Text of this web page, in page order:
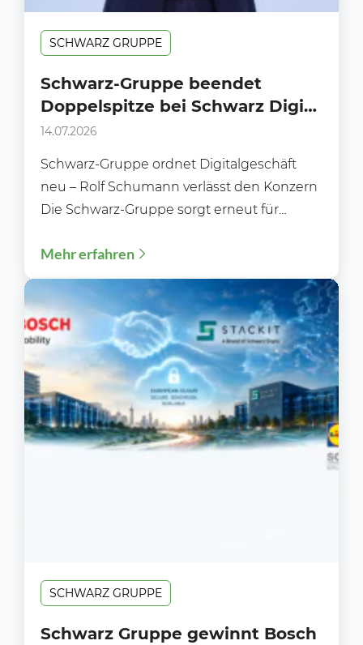
SCHWARZ GRUPPE
Schwarz-Gruppe beendet
Doppelspitze bei Schwarz Digits
– Was steckt hinter dem
Führungswechsel?
14.07.2026
Schwarz-Gruppe ordnet Digitalgeschäft
neu – Rolf Schumann verlässt den Konzern
Die Schwarz-Gruppe sorgt erneut für
verlässt Rolf Schumann...
Mehr erfahren
SCHWARZ GRUPPE
Schwarz Gruppe gewinnt Bosch